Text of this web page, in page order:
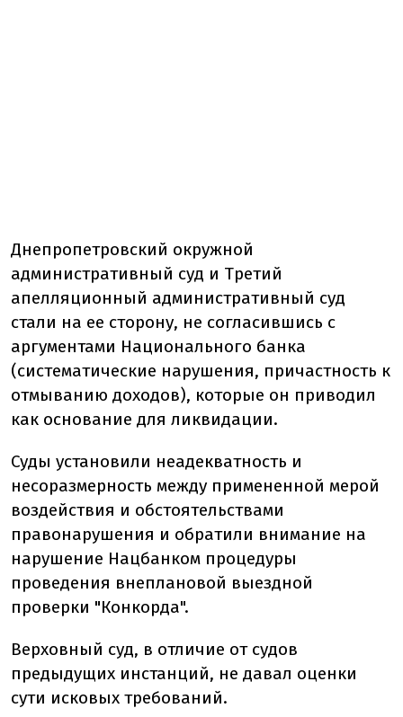
Днепропетровский окружной
административный суд и Третий
апелляционный административный суд
стали на ее сторону, не согласившись с
аргументами Национального банка
(систематические нарушения, причастность к
отмыванию доходов), которые он приводил
как основание для ликвидации.
Суды установили неадекватность и
несоразмерность между примененной мерой
воздействия и обстоятельствами
правонарушения и обратили внимание на
нарушение Нацбанком процедуры
проведения внеплановой выездной
проверки "Конкорда".
Верховный суд, в отличие от судов
предыдущих инстанций, не давал оценки
сути исковых требований.